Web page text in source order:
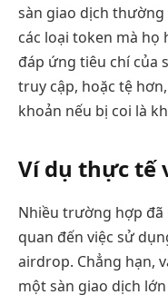
sàn giao dịch
các loại token mà
đáp ứng tiêu chí của
truy cập, hoặc tệ
khoản nếu bị coi là
Ví dụ thực tế
Nhiều trường hợp
quan đến việc sử
airdrop. Chẳng hạn,
một sàn giao dịch